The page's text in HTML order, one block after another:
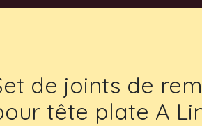
de joints de
tête plate A